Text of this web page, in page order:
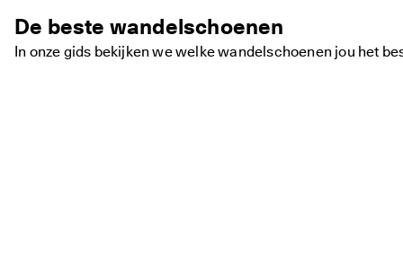
De beste wandelschoenen
In onze gids bekijken we welke wandelschoenen jou het